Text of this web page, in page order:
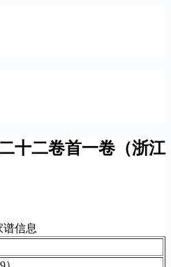
十二卷首一卷（浙江
谱信息